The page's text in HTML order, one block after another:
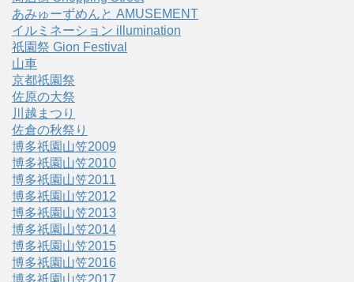
あみゅーずめんと AMUSEMENT
イルミネーション illumination
祇園祭 Gion Festival
山車
京都祇園祭
佐原の大祭
川越まつり
佐倉の秋祭り
博多祇園山笠2009
博多祇園山笠2010
博多祇園山笠2011
博多祇園山笠2012
博多祇園山笠2013
博多祇園山笠2014
博多祇園山笠2015
博多祇園山笠2016
博多祇園山笠2017